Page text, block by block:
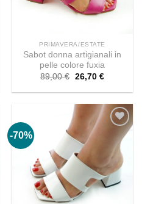
PRIMAVERA/ESTATE
Sabot donna artigianali in
pelle colore fuxia
89,00€ Il
originale
89,00 €.
26,70 €Il
attuale
26,70 €.
-70%